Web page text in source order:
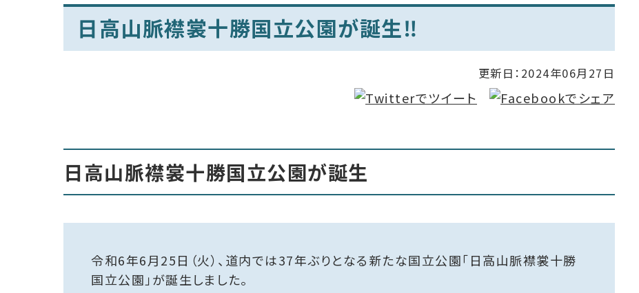
日高山脈襟裳十勝国立公園が誕生‼
更新日： 2024年06月27日
日高山脈襟裳十勝国立公園が誕生
令和6年6月25日（火）、道内では37年ぶりとなる新たな国立公園「日高山脈襟裳十勝
国立公園」が誕生しました。